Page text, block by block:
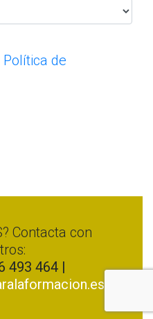
Política de
Contacta con
493 464 |